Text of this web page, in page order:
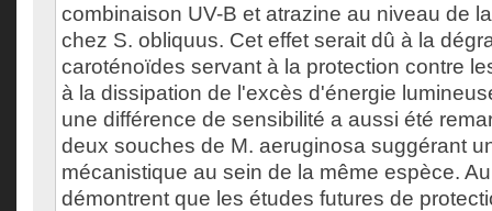
combinaison UV-B et atrazine au niveau de
chez S. obliquus. Cet effet serait dû à la
caroténoïdes servant à la protection contre
à la dissipation de l'excès d'énergie
une différence de sensibilité a aussi été
deux souches de M. aeruginosa suggérant
mécanistique au sein de la même espèce.
démontrent que les études futures de